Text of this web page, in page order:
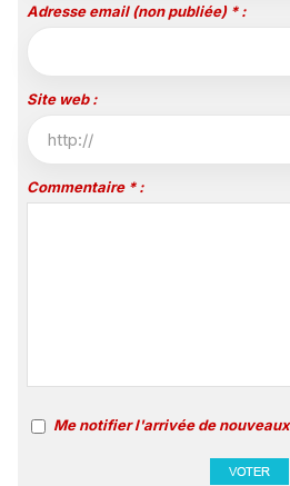
Adresse email (non publiée) * :
Site web :
Commentaire * :
Me notifier l'arrivée de